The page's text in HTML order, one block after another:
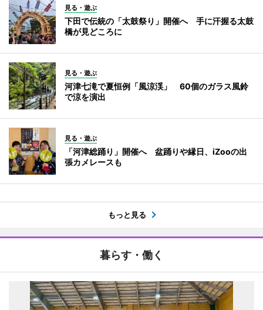
見る・遊ぶ
下田で伝統の「太鼓祭り」開催へ 手に汗握る太鼓
橋が見どころに
見る・遊ぶ
河津七滝で夏恒例「風涼渓」 60個のガラス風鈴
で涼を演出
見る・遊ぶ
「河津総踊り」開催へ 盆踊りや縁日、iZooの出
張カメレースも
もっと見る
暮らす・働く